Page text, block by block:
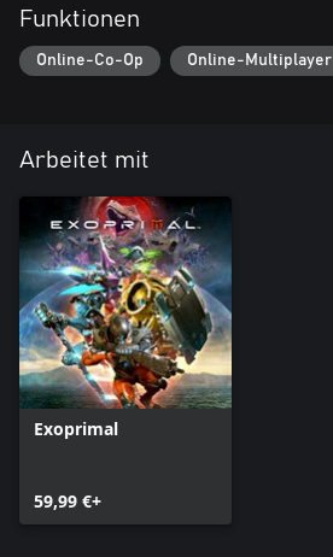
Funktionen
Online-Co-Op Online-Multiplayer
Arbeitet mit
Exoprimal
59,99 €+